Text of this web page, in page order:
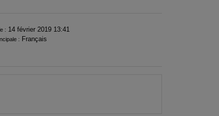
: 14 février 2019 13:41
: Français